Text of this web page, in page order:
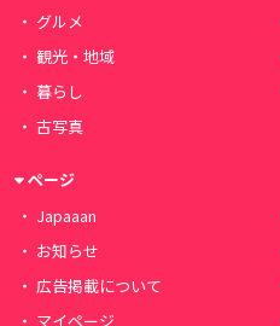
グルメ
観光・地域
暮らし
古写真
ページ
Japaaan
お知らせ
広告掲載について
マイページ